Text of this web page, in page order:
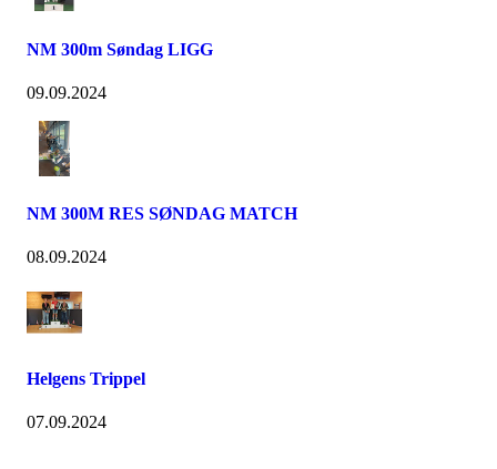
NM 300m Søndag LIGG
09.09.2024
NM 300M RES SØNDAG MATCH
08.09.2024
Helgens Trippel
07.09.2024